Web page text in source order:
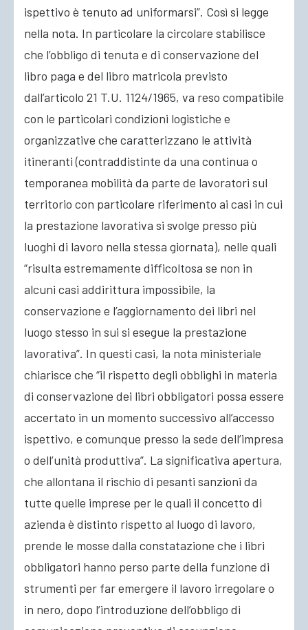
ispettivo è tenuto ad uniformarsi”. Così si legge
nella nota. In particolare la circolare stabilisce
che l’obbligo di tenuta e di conservazione del
libro paga e del libro matricola previsto
dall’articolo 21 T.U. 1124/1965, va reso compatibile
con le particolari condizioni logistiche e
organizzative che caratterizzano le attività
itineranti (contraddistinte da una continua o
temporanea mobilità da parte de lavoratori sul
territorio con particolare riferimento ai casi in cui
la prestazione lavorativa si svolge presso più
luoghi di lavoro nella stessa giornata), nelle quali
“risulta estremamente difficoltosa se non in
alcuni casi addirittura impossibile, la
conservazione e l’aggiornamento dei libri nel
luogo stesso in sui si esegue la prestazione
lavorativa”. In questi casi, la nota ministeriale
chiarisce che “il rispetto degli obblighi in materia
di conservazione dei libri obbligatori possa essere
accertato in un momento successivo all’accesso
ispettivo, e comunque presso la sede dell’impresa
o dell’unità produttiva”. La significativa apertura,
che allontana il rischio di pesanti sanzioni da
tutte quelle imprese per le quali il concetto di
azienda è distinto rispetto al luogo di lavoro,
prende le mosse dalla constatazione che i libri
obbligatori hanno perso parte della funzione di
strumenti per far emergere il lavoro irregolare o
in nero, dopo l’introduzione dell’obbligo di